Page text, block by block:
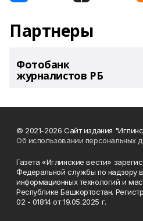
Партнеры
Фотобанк
журналистов РБ
© 2021-2026 Сайт издания
Об использовании персональных
Газета «Иглинские вести»
Федеральной службы по надзору
информационных технологий и
Республике Башкортостан.
02 - 01814 от 19.05.2025 г.